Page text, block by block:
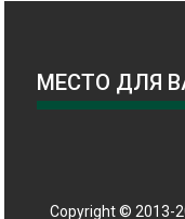
МЕСТО ДЛЯ
Copyright © 2013-